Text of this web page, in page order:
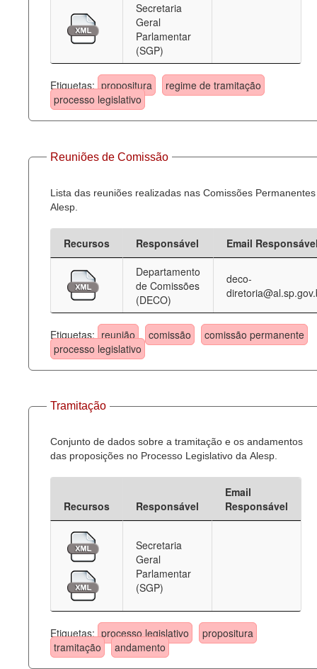
Secretaria
Geral
Parlamentar
(SGP)
Etiquetas: propositura
regime de tramitação
processo legislativo
Reuniões de Comissão
Lista das reuniões realizadas nas Comissões
Alesp.
Recursos Responsável
Email
Departamento
de Comissões
(DECO)
deco-
Etiquetas: reunião comissão
comissão permanente
processo legislativo
Tramitação
Conjunto de dados sobre a tramitação e os andamentos
das proposições no Processo Legislativo da Alesp.
Recursos Responsável
Email
Responsável
Secretaria
Geral
Parlamentar
(SGP)
Etiquetas: processo legislativo
propositura
tramitação
andamento